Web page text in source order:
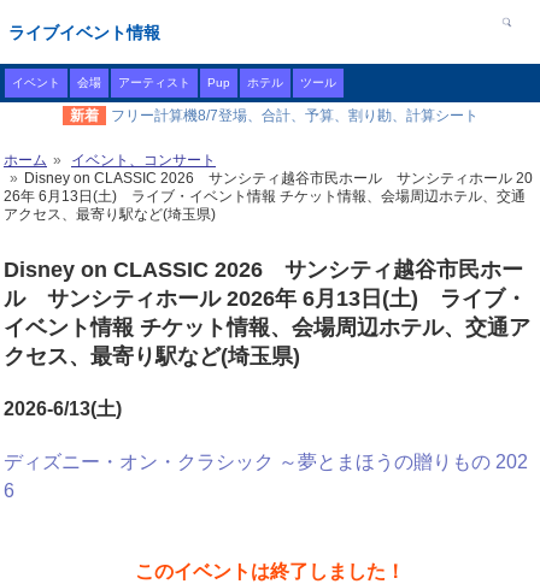
ライブイベント情報
イベント 会場 アーティスト Pup ホテル ツール
新着 フリー計算機8/7登場、合計、予算、割り勘、計算シート
ホーム
イベント、コンサート
Disney on CLASSIC 2026 サンシティ越谷市民ホール サンシティホール 20
26年 6月13日(土) ライブ・イベント情報 チケット情報、会場周辺ホテル、交通
アクセス、最寄り駅など(埼玉県)
Disney on CLASSIC 2026 サンシティ越谷市民ホー
ル サンシティホール 2026年 6月13日(土) ライブ・
イベント情報 チケット情報、会場周辺ホテル、交通ア
クセス、最寄り駅など(埼玉県)
2026-6/13(土)
ディズニー・オン・クラシック ～夢とまほうの贈りもの 202
6
このイベントは終了しました！